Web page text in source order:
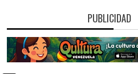
PUBLICIDAD